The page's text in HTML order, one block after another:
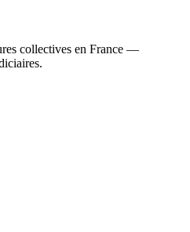
collectives en France —